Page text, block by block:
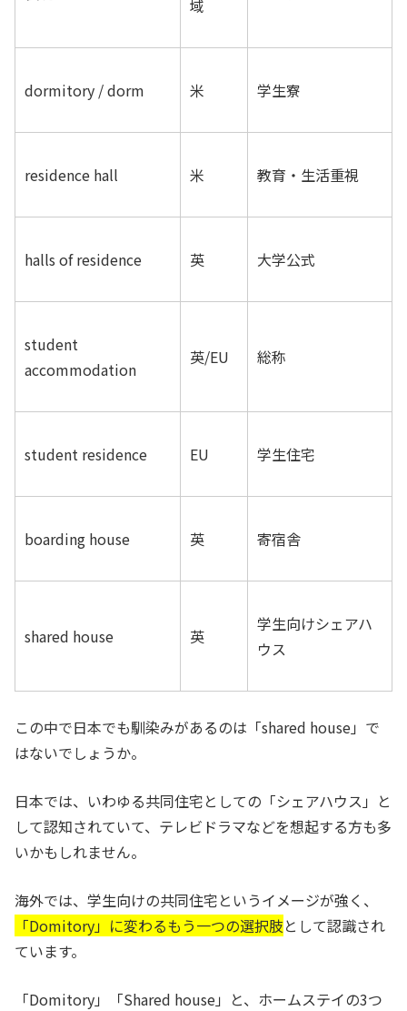
域
dormitory / dorm 米 学生寮
residence hall 米 教育・生活重視
halls of residence 英 大学公式
student
accommodation
英/EU 総称
student residence EU 学生住宅
boarding house 英 寄宿舎
shared house 英
学生向けシェアハ
ウス
この中で日本でも馴染みがあるのは「shared house」で
はないでしょうか。
日本では、いわゆる共同住宅としての「シェアハウス」と
して認知されていて、テレビドラマなどを想起する方も多
いかもしれません。
海外では、学生向けの共同住宅というイメージが強く、
「Domitory」に変わるもう一つの選択肢として認識され
ています。
「Domitory」「Shared house」と、ホームステイの3つ